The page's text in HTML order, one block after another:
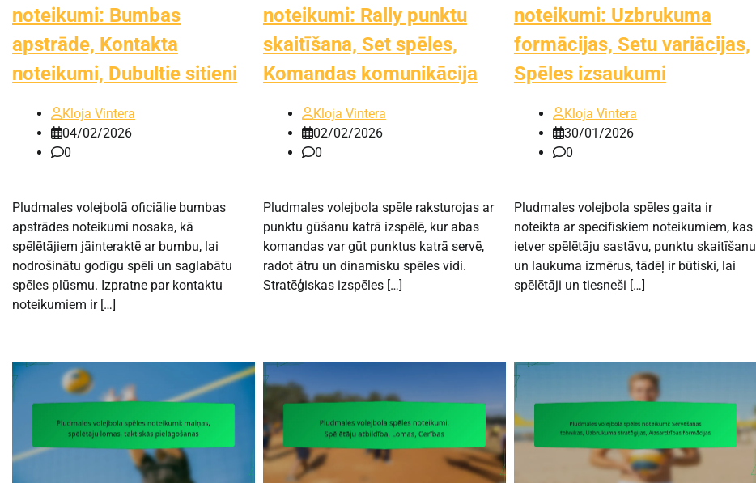
noteikumi: Bumbas
apstrāde, Kontakta
noteikumi, Dubultie sitieni
Kloja Vintera
04/02/2026
0
Pludmales volejbolā oficiālie bumbas
apstrādes noteikumi nosaka, kā
spēlētājiem jāinteraktē ar bumbu, lai
nodrošinātu godīgu spēli un saglabātu
spēles plūsmu. Izpratne par kontaktu
noteikumiem ir […]
noteikumi: Rally punktu
skaitīšana, Set spēles,
Komandas komunikācija
Kloja Vintera
02/02/2026
0
Pludmales volejbola spēle raksturojas ar
punktu gūšanu katrā izspēlē, kur abas
komandas var gūt punktus katrā servē,
radot ātru un dinamisku spēles vidi.
Stratēģiskas izspēles […]
noteikumi: Uzbrukuma
formācijas, Setu variācijas,
Spēles izsaukumi
Kloja Vintera
30/01/2026
0
Pludmales volejbola spēles gaita ir
noteikta ar specifiskiem noteikumiem, kas
ietver spēlētāju sastāvu, punktu skaitīšanu
un laukuma izmērus, tādēļ ir būtiski, lai
spēlētāji un tiesneši […]